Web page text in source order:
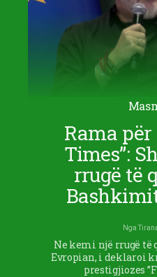
Rama
Times”:
rrugë të
Nga
Ne kemi një rrugë
Evropian, i deklaroi
prestigjiozes